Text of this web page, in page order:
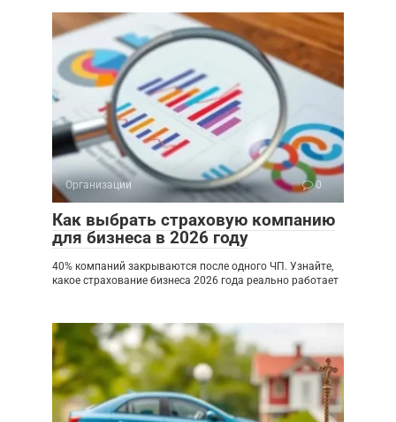
Организации 0
Как выбрать страховую компанию
для бизнеса в 2026 году
40% компаний закрываются после одного ЧП. Узнайте,
какое страхование бизнеса 2026 года реально работает